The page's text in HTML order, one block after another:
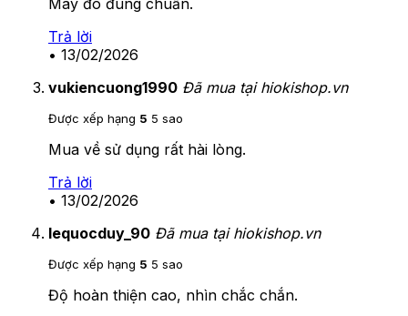
Trả lời
• 13/02/2026
vukiencuong1990 Đã mua tại hiokishop.vn
Được xếp hạng 5 5 sao
Mua về sử dụng rất hài lòng.
Trả lời
• 13/02/2026
lequocduy_90 Đã mua tại hiokishop.vn
Được xếp hạng 5 5 sao
Độ hoàn thiện cao, nhìn chắc chắn.